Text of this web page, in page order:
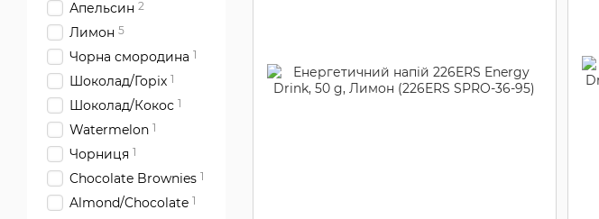
Апельсин 2
Лимон 5
Чорна смородина 1
Шоколад/Горіх 1
Шоколад/Кокос 1
Watermelon 1
Чорниця 1
Chocolate Brownies 1
Almond/Chocolate 1